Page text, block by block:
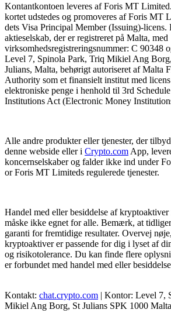
Kontantkontoen leveres af Foris MT Limited.
kortet udstedes og promoveres af Foris MT
dets Visa Principal Member (Issuing)-
aktieselskab, der er registreret på Malta, med
virksomhedsregistreringsnummer: C 90348
Level 7, Spinola Park, Triq Mikiel Ang
Julians, Malta, behørigt autoriseret af Malta
Authority som et finansielt institut med
elektroniske penge i henhold til 3rd
Institutions Act (Electronic Money
Alle andre produkter eller tjenester, der
denne webside eller i Crypto.com App,
koncernselskaber og falder ikke ind under
or Foris MT Limiteds regulerede tjenester.
Handel med eller besiddelse af
måske ikke egnet for alle. Bemærk, at
garanti for fremtidige resultater. Overvej
kryptoaktiver er passende for dig i lyset af
og risikotolerance. Du kan finde flere
er forbundet med handel med eller
Kontakt: chat.crypto.com | Kontor: Level 7,
Mikiel Ang Borg, St Julians SPK 1000